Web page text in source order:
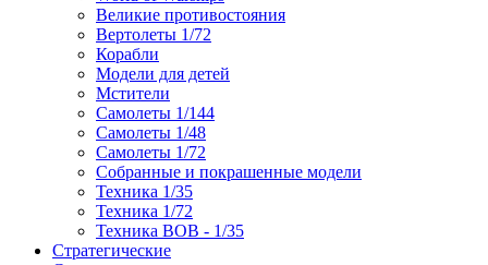
Великие противостояния
Вертолеты 1/72
Корабли
Модели для детей
Мстители
Самолеты 1/144
Самолеты 1/48
Самолеты 1/72
Собранные и покрашенные модели
Техника 1/35
Техника 1/72
Техника ВОВ - 1/35
Стратегические